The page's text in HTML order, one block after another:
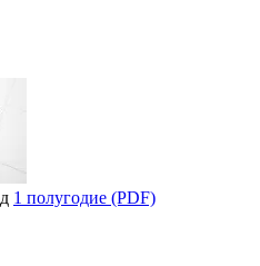
1 полугодие (PDF)